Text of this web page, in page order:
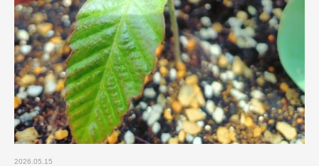
2026.05.15